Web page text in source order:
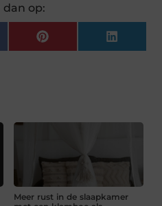
dan op:
Pinterest
Meer rust in de slaapkamer